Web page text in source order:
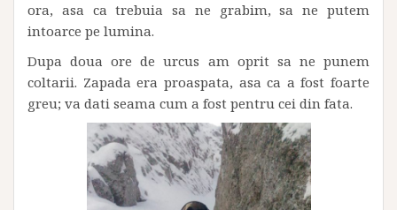
ora, asa ca trebuia sa ne grabim, sa ne putem
intoarce pe lumina.
Dupa doua ore de urcus am oprit sa ne punem
coltarii. Zapada era proaspata, asa ca a fost foarte
greu; va dati seama cum a fost pentru cei din fata.